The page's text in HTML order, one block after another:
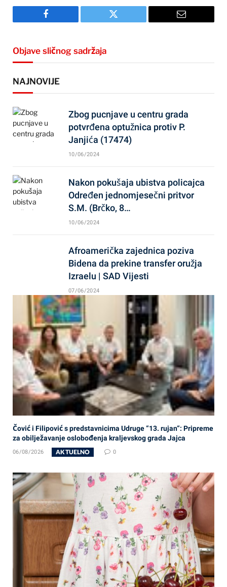
Facebook Twitter Email
Objave sličnog sadržaja
NAJNOVIJE
Zbog pucnjave u centru grada
potvrđena optužnica protiv P.
Janjića (17474)
10/06/2024
Nakon pokušaja ubistva policajca
Određen jednomjesečni pritvor
S.M. (Brčko, 8…
10/06/2024
Afroamerička zajednica poziva
Bidena da prekine transfer oružja
Izraelu | SAD Vijesti
07/06/2024
Čović i Filipović s predstavnicima Udruge “13. rujan“: Pripreme
za obilježavanje oslobođenja kraljevskog grada Jajca
06/08/2026 AKTUELNO 0